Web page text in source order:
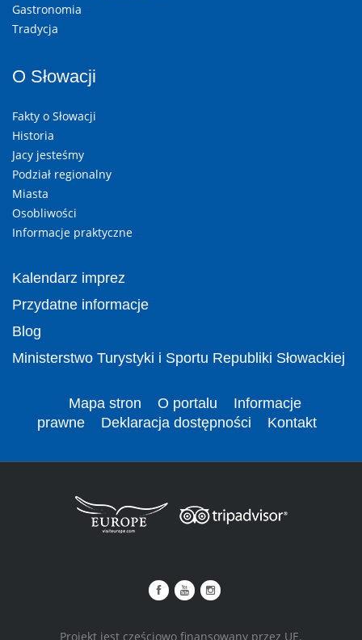
Gastronomia
Tradycja
O Słowacji
Fakty o Słowacji
Historia
Jacy jesteśmy
Podział regionalny
Miasta
Osobliwości
Informacje praktyczne
Kalendarz imprez
Przydatne informacje
Blog
Ministerstwo Turystyki i Sportu Republiki Słowackiej
Mapa stron O portalu
Informacje
prawne
Deklaracja dostępności Kontakt
Projekt jest częściowo finansowany przez UE.